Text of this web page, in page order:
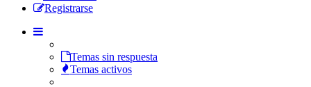
Registrarse
Temas sin respuesta
Temas activos